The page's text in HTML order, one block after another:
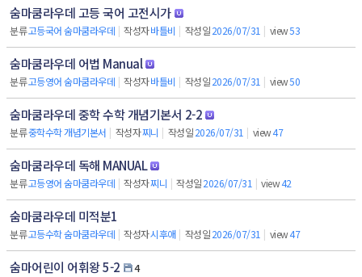
숨마쿰라우데 고등 국어 고전시가
분류고등국어 숨마쿰라우데 | 작성자바틀비 | 작성일2026/07/31 | view53
숨마쿰라우데 어법 Manual
분류고등영어 숨마쿰라우데 | 작성자바틀비 | 작성일2026/07/31 | view50
숨마쿰라우데 중학 수학 개념기본서 2-2
분류중학수학 개념기본서 | 작성자찌니 | 작성일2026/07/31 | view47
숨마쿰라우데 독해 MANUAL
분류고등영어 숨마쿰라우데 | 작성자찌니 | 작성일2026/07/31 | view42
숨마쿰라우데 미적분1
분류고등수학 숨마쿰라우데 | 작성자시후애 | 작성일2026/07/31 | view47
숨마어린이 어휘왕 5-2
4